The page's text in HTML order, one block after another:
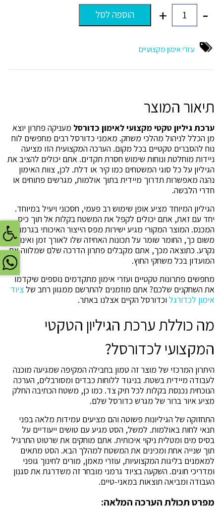
כמות
טקטי
מקצועי
25
-
+ הוספה לסל
עזרי אימון מקצועיים
תיאור המוצר
ערכת גיליון טקטי מקצועי לאימון כדורסל מעניקה פתרון יוצא
מן הכלל לניהול מהלכי משחק. מאמני כדורסל רבים מחפשים לוח
נוח להסברים טקטיים בכל מקום. הערכה המקצועית הזו מציעה
ניידות מוחלטת ונוחות שימוש חסרת תקדים. אתם יכולים להציב את
הגיליון על כל סוגי המשטחים כמו קיר או דלת. לכן, צוות האימון
נהנה מאפשרות תדרוך מיידית בתוך אולמות, מגרשים פתוחים או
חדרי הלבשה.
הגיליון המיוחד מציע אופן שימוש רב פעמי, חסכוני ויעיל במיוחד.
יחד עם זאת, אתם יכולים לקפל את המשטח בקלות אל תוך כיס
המכנס. המוצר המקורי מגיע ישירות מפס הייצור האיכותי בגרמניה.
משום כך, החומר שומר על תכונות האחיזה שלו לאורך זמן ואינו
נקרע. כתוצאה מכך, אתם מקבלים פתרון הדרכה שלם שמלווה את
המועדון בכל משחקי החוץ.
מחפשים פתרונות טקטיים ועזרי אימון מתקדמים נוספים שיקדמו
את השחקנים שלכם? אתם מוזמנים להתרשם ממגוון רחב שלציוד
אימון לכדורגלוכדורסל הקיים אצלנו באתר.
מה כוללת ערכת הגיליון הטקטי
המקצועי לכדורסל?
היתרון המרכזי של מוצר זה טמון בחבילה המקיפה שמגיעה מוכנה
לעבודה מיידית בשטח. בניגוד ללוחות כבדים ומסורבלים, הערכה
הנוכחית נכנסת בקלות לכל תיק צד. כמו כן, משטח הכתיבה החלק
מציע איור ברור של מגרש כדורסל שלם.
התחזוקה של הגיליונות פשוטה והם מציעים עמידות מלאה בפני
תנאי לחות באולמות. למשל, הסט מגיע עם טושים ייעודיים על
בסיס מים ומטלית ניקוי איכותית. אתם מוחקים את שרטוט התרגיל
תוך שנייה אחת ומכינים את המשטח למהלך הבא. הסט מתאים
למאמנים בליגות המקצועיות, עוזרי מאמן, מורים לחינוך גופני
ומדריכי חוגים. השקעה בציוד גרמני מובחר זה משדרגת את סגנון
העבודה ומביאה תוצאות במאני-טיים.
מפרט תכולת הערכה המלאה: